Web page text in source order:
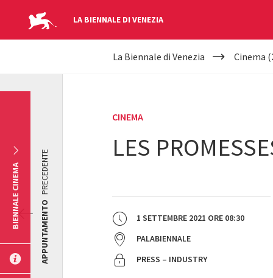
LA BIENNALE DI VENEZIA
YOUR
La Biennale di Venezia Cinema
CINEMA
LES
1 SETTEMBRE 2021 ORE 08:30
PALABIENNALE
PRESS – INDUSTRY
APPUNTAMENTO
PRECEDENTE
BIENNALE CINEMA